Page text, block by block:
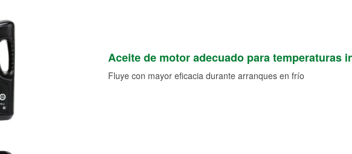
Aceite de motor adecuado para temperaturas
Fluye con mayor eficacia durante arranques en frío